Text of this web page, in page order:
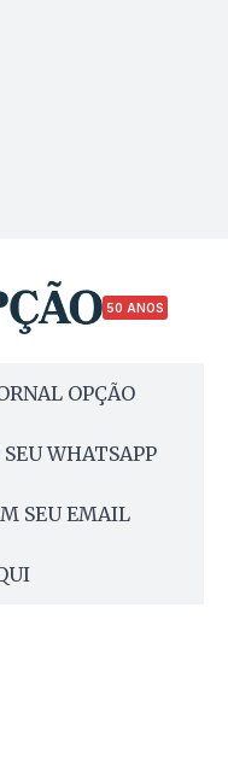
50 ANOS
OPÇÃO
WHATSAPP
SEU EMAIL